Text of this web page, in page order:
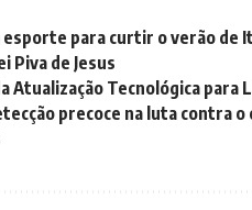
para curtir o verão de
Piva de Jesus
Atualização Tecnológica para
precoce na luta contra